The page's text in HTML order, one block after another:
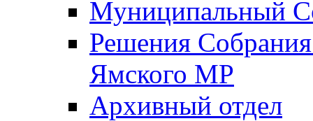
Муниципальный
Решения
Ямского МР
Архивный отдел